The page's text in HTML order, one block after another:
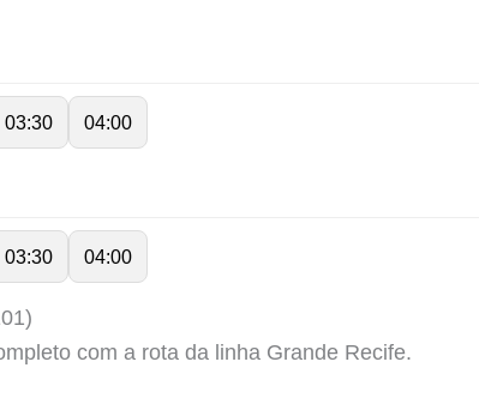
03:30 04:00
03:30 04:00
com a rota da linha Grande Recife.